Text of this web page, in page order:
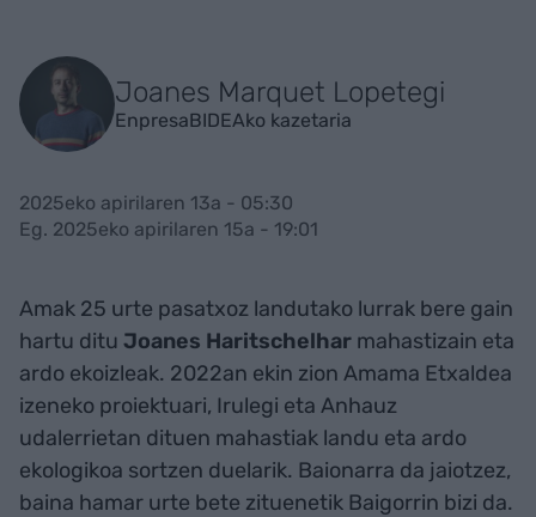
Joanes Marquet Lopetegi
EnpresaBIDEAko kazetaria
2025eko apirilaren 13a - 05:30
Eg. 2025eko apirilaren 15a - 19:01
Amak 25 urte pasatxoz landutako lurrak bere gain
hartu ditu Joanes Haritschelhar mahastizain eta
ardo ekoizleak. 2022an ekin zion Amama Etxaldea
izeneko proiektuari, Irulegi eta Anhauz
udalerrietan dituen mahastiak landu eta ardo
ekologikoa sortzen duelarik. Baionarra da jaiotzez,
baina hamar urte bete zituenetik Baigorrin bizi da.